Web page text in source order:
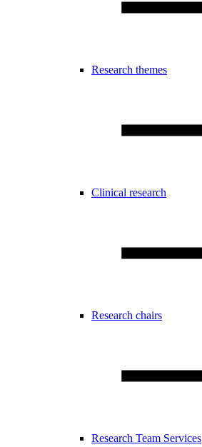
Research themes
Clinical research
Research chairs
Research Team Services